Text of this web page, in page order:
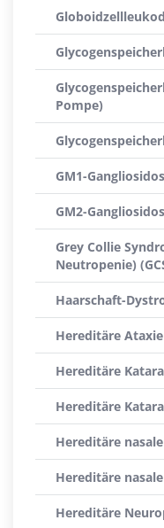
Pompe)
GM1-
GM2-
Grey Collie
Neutropenie)
Haarschaft-
Hereditäre
Hereditäre
Hereditäre
Hereditäre
Hereditäre
Hereditäre